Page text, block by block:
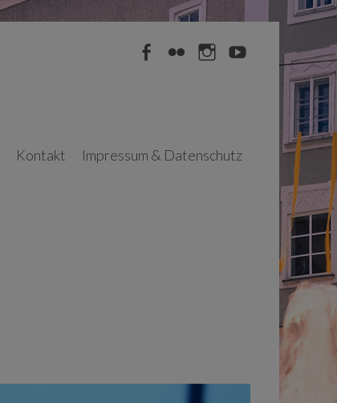
YouTube
Kontakt Impressum & Datenschutz